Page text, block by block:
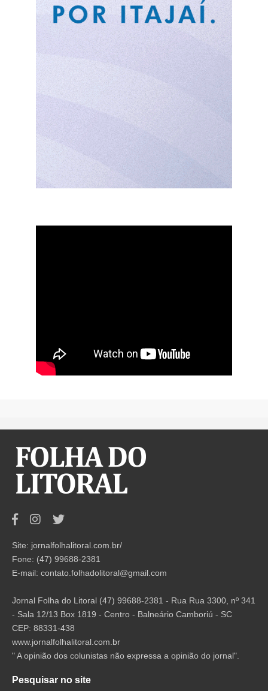
Site: jornalfolhalitoral.com.br/
Fone: (47) 99688-2381
E-mail: contato.folhadolitoral@gmail.com
Jornal Folha do Litoral (47) 99688-2381 - Rua Rua 3300, nº 341
- Sala 12/13 Box 1819 - Centro - Balneário Camboriú - SC
CEP: 88331-438
www.jornalfolhalitoral.com.br
" A opinião dos colunistas não expressa a opinião do jornal".
Pesquisar no site